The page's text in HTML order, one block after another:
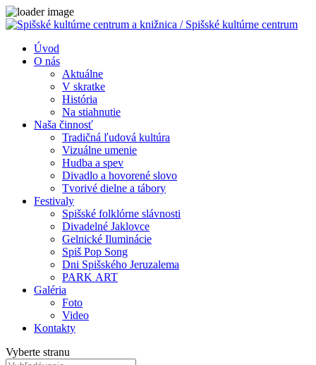
Close
Úvod
O nás
Aktuálne
V skratke
História
Na stiahnutie
Naša činnosť
Tradičná ľudová kultúra
Vizuálne umenie
Hudba a spev
Divadlo a hovorené slovo
Tvorivé dielne a tábory
Festivaly
Spišské folklórne slávnosti
Divadelné Jaklovce
Gelnické Iluminácie
Spiš Pop Song
Dni Spišského Jeruzalema
PARK ART
Galéria
Foto
Video
Kontakty
Vyberte stranu